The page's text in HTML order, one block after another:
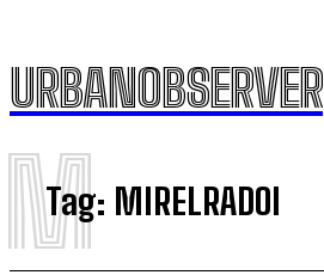
URBANOBSERVER
Tag: MIRELRADOI
M